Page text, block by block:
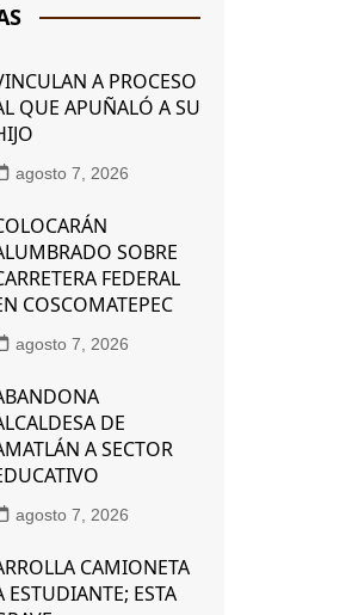
A PROCESO
QUE APUÑALÓ A SU
agosto 7, 2026
SOBRE
FEDERAL
COSCOMATEPEC
agosto 7, 2026
DE
A SECTOR
agosto 7, 2026
CAMIONETA
ESTUDIANTE; ESTA